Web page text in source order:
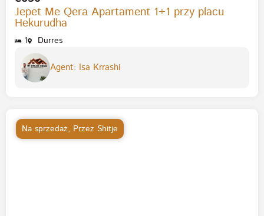
Jepet Me Qera Apartament 1+1 przy placu
Hekurudha
1 Durres
Agent: Isa Krrashi
Na sprzedaż, Przez Shitje